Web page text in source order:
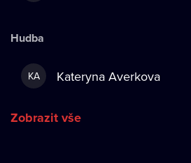
Hudba
KA Kateryna Averkova
Zobrazit vše